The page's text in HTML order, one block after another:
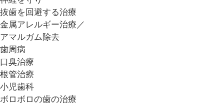
抜歯を回避する治療
金属アレルギー治療／
アマルガム除去
歯周病
口臭治療
根管治療
小児歯科
ボロボロの歯の治療